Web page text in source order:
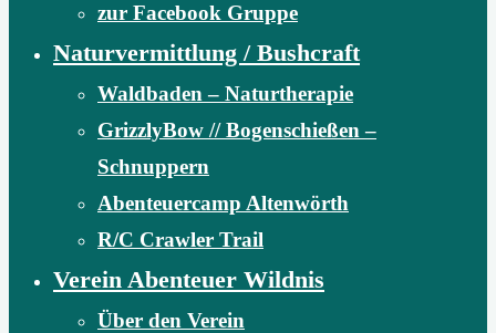
zur Facebook Gruppe
Naturvermittlung / Bushcraft
Waldbaden – Naturtherapie
GrizzlyBow // Bogenschießen –
Schnuppern
Abenteuercamp Altenwörth
R/C Crawler Trail
Verein Abenteuer Wildnis
Über den Verein